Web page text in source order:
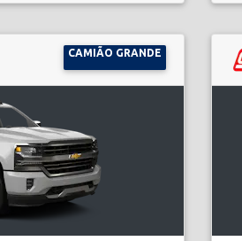
CAMIÃO GRANDE